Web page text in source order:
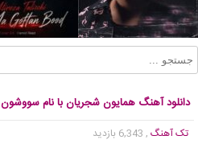
دانلود آهنگ همایون شجریان با نام سووشون
تک آهنگ , 6,343 بازدید